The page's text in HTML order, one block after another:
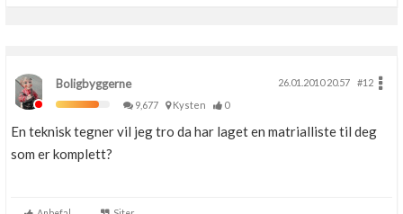
Boligbyggerne 26.01.2010 20.57
#12
9,677
Kysten 0
En teknisk tegner vil jeg tro da har laget en matrialliste til deg
som er komplett?